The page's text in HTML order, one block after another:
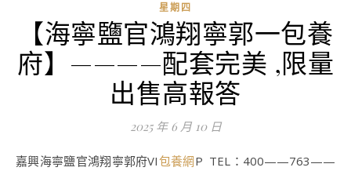
星期四
【海寧鹽官鴻翔寧郭一包養
府】————配套完美 ,限量
出售高報答
2025 年 6 月 10 日
嘉興海寧鹽官鴻翔寧郭府VI包養網P TEL：400——763——